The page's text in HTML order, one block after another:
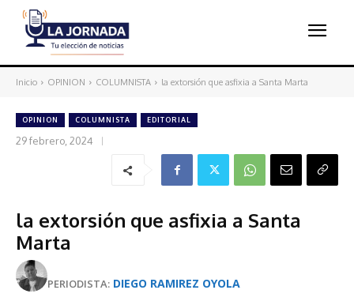
Inicio OPINION COLUMNISTA la extorsión que asfixia a Santa Marta
OPINION COLUMNISTA EDITORIAL
29 febrero, 2024
la extorsión que asfixia a Santa
Marta
PERIODISTA: DIEGO RAMIREZ OYOLA